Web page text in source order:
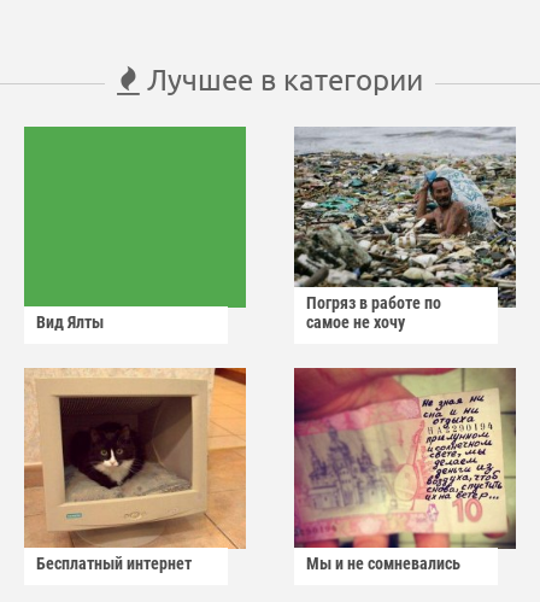
Лучшее в категории
Вид Ялты
Погряз в работе по
самое не хочу
Бесплатный интернет Мы и не сомневались